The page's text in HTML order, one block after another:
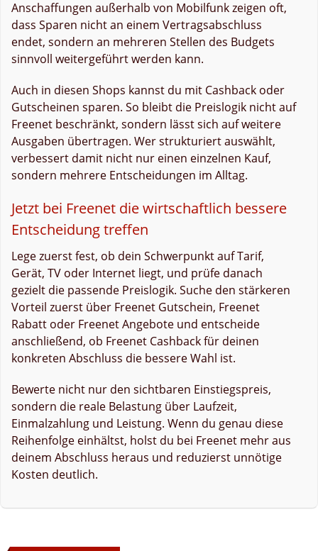
Anschaffungen außerhalb von Mobilfunk zeigen oft,
dass Sparen nicht an einem Vertragsabschluss
endet, sondern an mehreren Stellen des Budgets
sinnvoll weitergeführt werden kann.
Auch in diesen Shops kannst du mit Cashback oder
Gutscheinen sparen. So bleibt die Preislogik nicht auf
Freenet beschränkt, sondern lässt sich auf weitere
Ausgaben übertragen. Wer strukturiert auswählt,
verbessert damit nicht nur einen einzelnen Kauf,
sondern mehrere Entscheidungen im Alltag.
Jetzt bei Freenet die wirtschaftlich bessere
Entscheidung treffen
Lege zuerst fest, ob dein Schwerpunkt auf Tarif,
Gerät, TV oder Internet liegt, und prüfe danach
gezielt die passende Preislogik. Suche den stärkeren
Vorteil zuerst über Freenet Gutschein, Freenet
Rabatt oder Freenet Angebote und entscheide
anschließend, ob Freenet Cashback für deinen
konkreten Abschluss die bessere Wahl ist.
Bewerte nicht nur den sichtbaren Einstiegspreis,
sondern die reale Belastung über Laufzeit,
Einmalzahlung und Leistung. Wenn du genau diese
Reihenfolge einhältst, holst du bei Freenet mehr aus
deinem Abschluss heraus und reduzierst unnötige
Kosten deutlich.